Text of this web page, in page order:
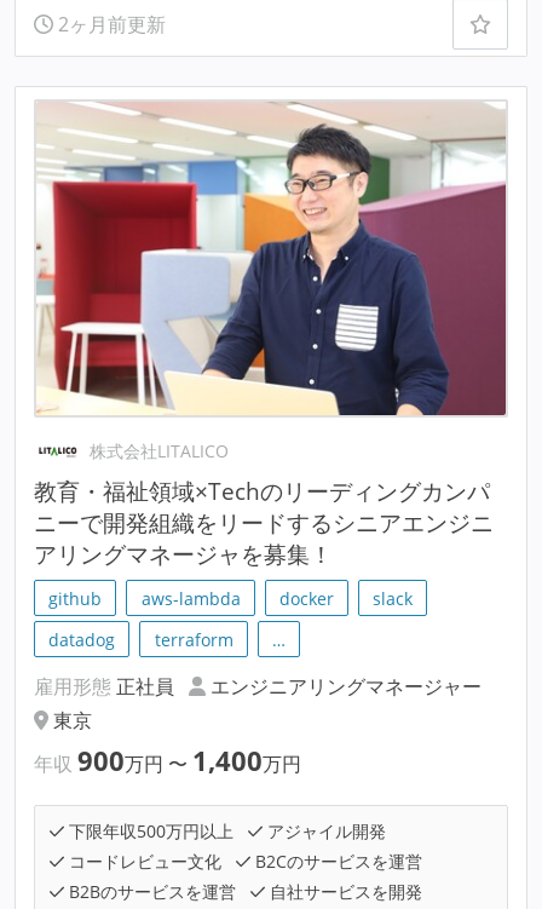
2ヶ月前更新
株式会社LITALICO
教育・福祉領域×Techのリーディングカンパ
ニーで開発組織をリードするシニアエンジニ
アリングマネージャを募集！
github aws-lambda docker
slack
datadog
terraform …
雇用形態 正社員
エンジニアリングマネージャー
東京
年収 900万円 〜 1,400万円
下限年収500万円以上
アジャイル開発
コードレビュー文化
B2Cのサービスを運営
B2Bのサービスを運営
自社サービスを開発